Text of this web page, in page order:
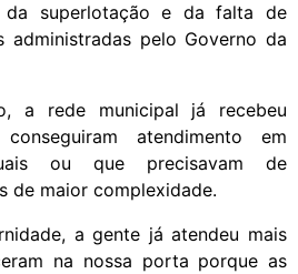
da superlotação e da falta de
administradas pelo Governo da
a rede municipal já recebeu
atendimento em
ou que precisavam de
de maior complexidade.
a gente já atendeu mais
na nossa porta porque as